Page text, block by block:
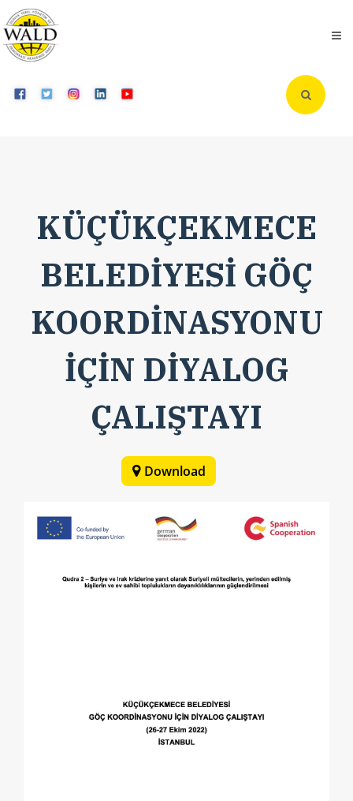
KÜÇÜKÇEKMECE
BELEDİYESİ GÖÇ
KOORDİNASYONU
İÇİN DİYALOG
ÇALIŞTAYI
Download